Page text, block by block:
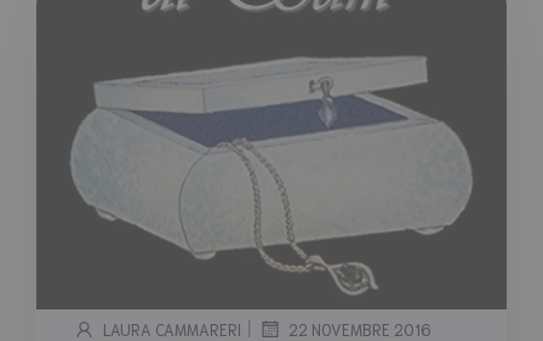
LAURA CAMMARERI | 22 NOVEMBRE 2016